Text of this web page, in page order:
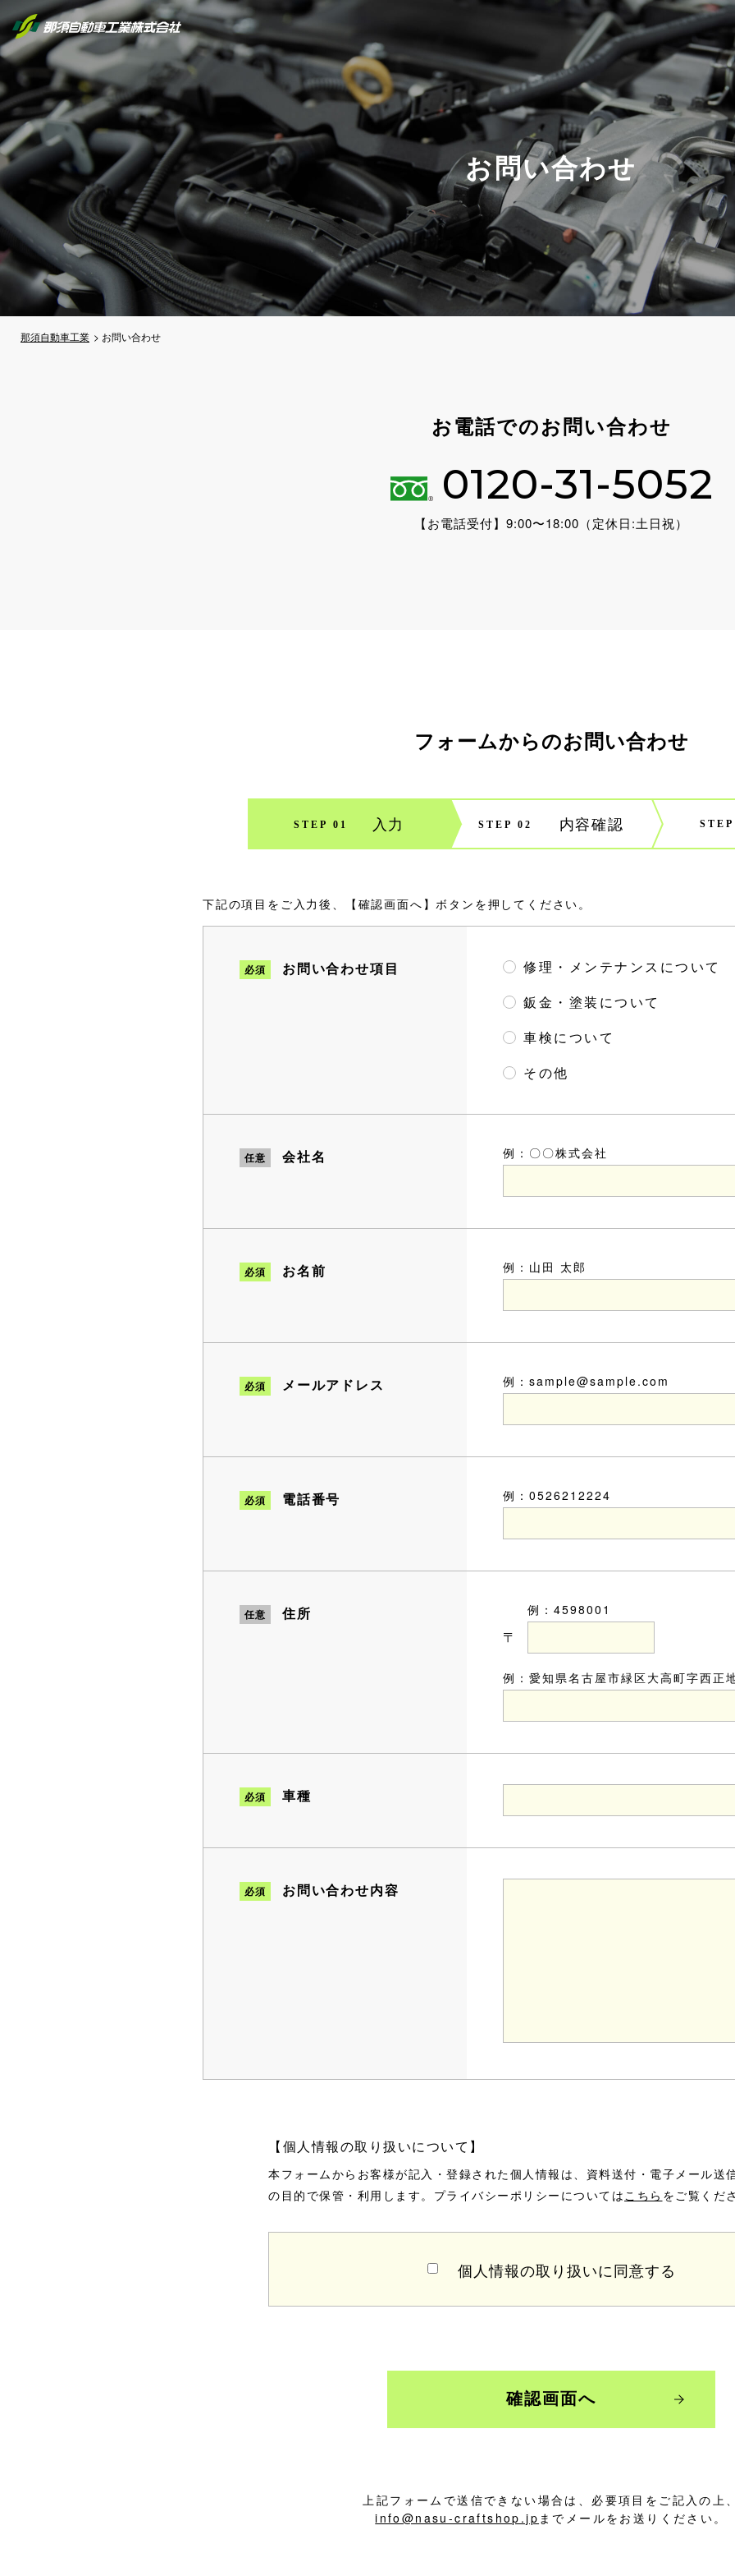
お問い合わせ
那須自動車工業 お問い合わせ
お電話でのお問い合わせ
0120-31-5052
【お電話受付】9:00〜18:00（定休日:土日祝）
フォームからのお問い合わせ
下記の項目をご入力後、【確認画面へ】ボタンを押してください。
必須 お問い合わせ項目
修理・メンテナンスについて
鈑金・塗装について
車検について
その他
任意 会社名 例：〇〇株式会社
必須 お名前 例：山田 太郎
必須 メールアドレス 例：sample@sample.com
必須 電話番号 例：0526212224
任意 住所 例：4598001
〒
例：愛知県名古屋市緑区大高町字西正
必須 車種
必須 お問い合わせ内容
【個人情報の取り扱いについて】
本フォームからお客様が記入・登録された個人情報は、資料送付・電子メール送
の目的で保管・利用します。プライバシーポリシーについてはこちら をご覧くだ
個人情報の取り扱いに同意する
確認画面へ
上記フォームで送信できない場合は、必要項目をご記入の上
info@nasu-craftshop.jp までメールをお送りください。